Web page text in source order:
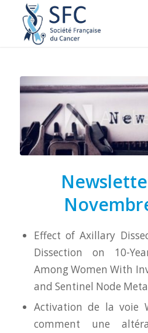
Effect of Axillary
Dissection on 10-
Among Women With
and Sentinel Node
Activation de la voie
comment une